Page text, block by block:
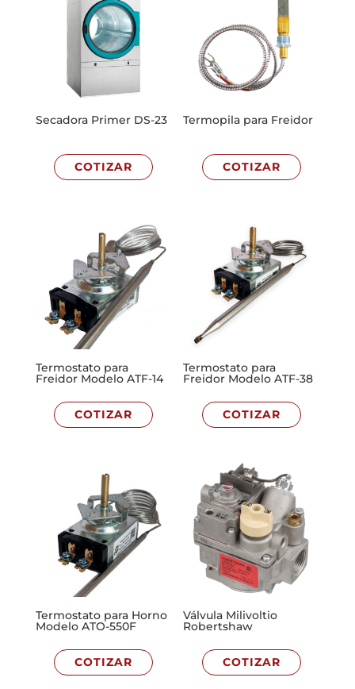
Secadora Primer DS-23
COTIZAR
Termopila para Freidor
COTIZAR
Termostato para
Freidor Modelo ATF-14
COTIZAR
Termostato para
Freidor Modelo ATF-38
COTIZAR
Termostato para Horno
Modelo ATO-550F
COTIZAR
Válvula Milivoltio
Robertshaw
COTIZAR